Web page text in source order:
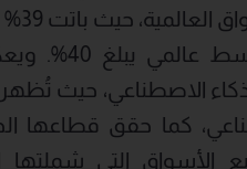
الاصطناعي، حيث
كما حقق قطاعها
التي شملتها